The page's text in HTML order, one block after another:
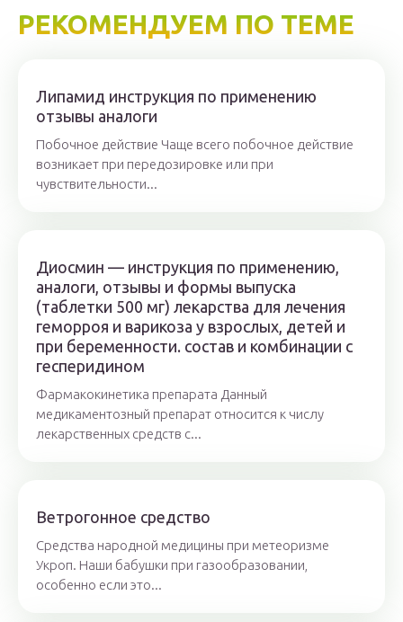
РЕКОМЕНДУЕМ ПО ТЕМЕ
Липамид инструкция по применению
отзывы аналоги
Побочное действие Чаще всего побочное действие
возникает при передозировке или при
чувствительности...
Диосмин — инструкция по применению,
аналоги, отзывы и формы выпуска
(таблетки 500 мг) лекарства для лечения
геморроя и варикоза у взрослых, детей и
при беременности. состав и комбинации с
гесперидином
Фармакокинетика препарата Данный
медикаментозный препарат относится к числу
лекарственных средств с...
Ветрогонное средство
Средства народной медицины при метеоризме
Укроп. Наши бабушки при газообразовании,
особенно если это...